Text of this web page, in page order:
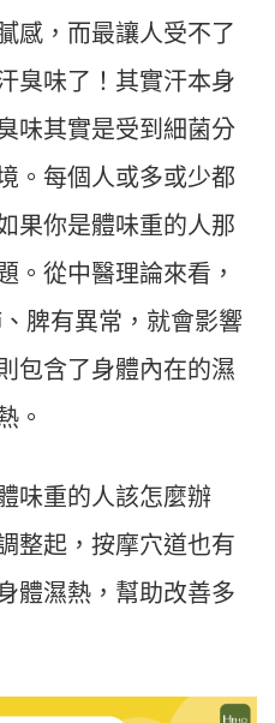
感，而最讓人受不了
臭味了！其實汗本身
味其實是受到細菌分
。每個人或多或少都
果你是體味重的人那
。從中醫理論來看，
脾有異常，就會影響
包含了身體內在的濕
。
味重的人該怎麼辦
整起，按摩穴道也有
體濕熱，幫助改善多